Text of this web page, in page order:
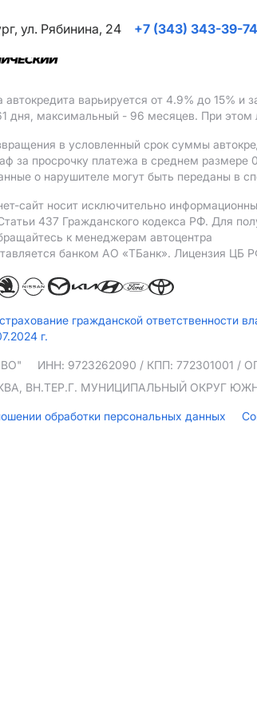
ул. Рябинина, 24
+7 (343) 343-39-74
автокредита варьируется от 4.9% до 15% и
дня, максимальный - 96 месяцев. При
в условленный срок суммы
за просрочку платежа в среднем
о нарушителе могут быть переданы в
сайт носит исключительно
437 Гражданского кодекса РФ. Для
к менеджерам автоцентра
банком АO «ТБанк». Лицензия ЦБ
гражданской
г.
ИНН: 9723262090 / КПП: 772301001 /
ВН.ТЕР.Г. МУНИЦИПАЛЬНЫЙ ОКРУГ
обработки персональных данных